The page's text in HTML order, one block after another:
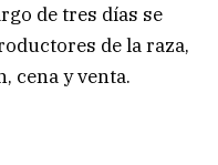
de tres días se
de la raza,
cena y venta.